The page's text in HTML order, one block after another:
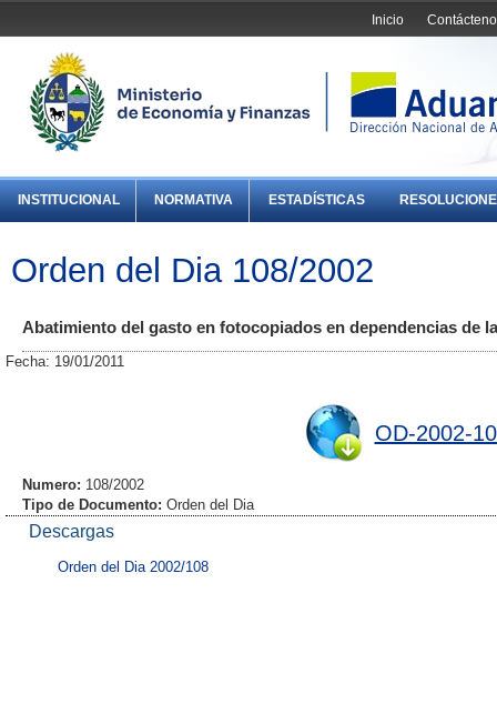
Inicio
INSTITUCIONAL NORMATIVA ESTADÍSTICAS
Orden del Dia 108/2002
Abatimiento del gasto en fotocopiados en dependencias de
Fecha: 19/01/2011
OD-2002-
Numero: 108/2002
Tipo de Documento: Orden del Dia
Descargas
Orden del Dia 2002/108